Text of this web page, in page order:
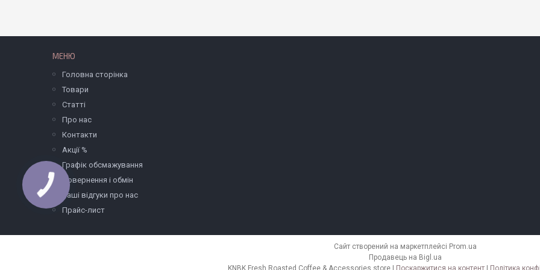
МЕНЮ
Головна сторінка
Товари
Статті
Про нас
Контакти
Акції %
Графік обсмажування
Повернення і обмін
Ваші відгуки про нас
Прайс-лист
Сайт створений на маркетплейсі Prom.ua
Продавець на Bigl.ua
Поскаржитися на контент Політика